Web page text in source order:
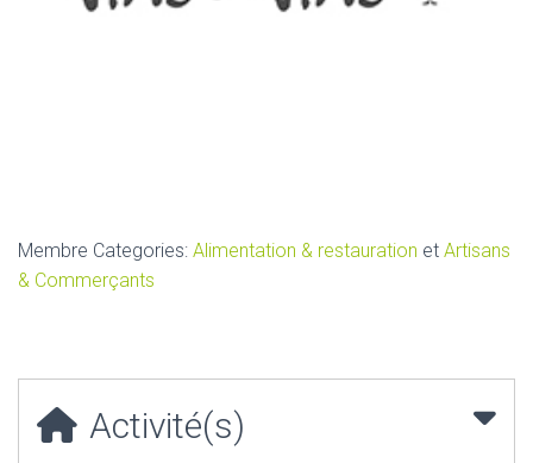
Membre Categories: Alimentation & restauration et Artisans
& Commerçants
Activité(s)